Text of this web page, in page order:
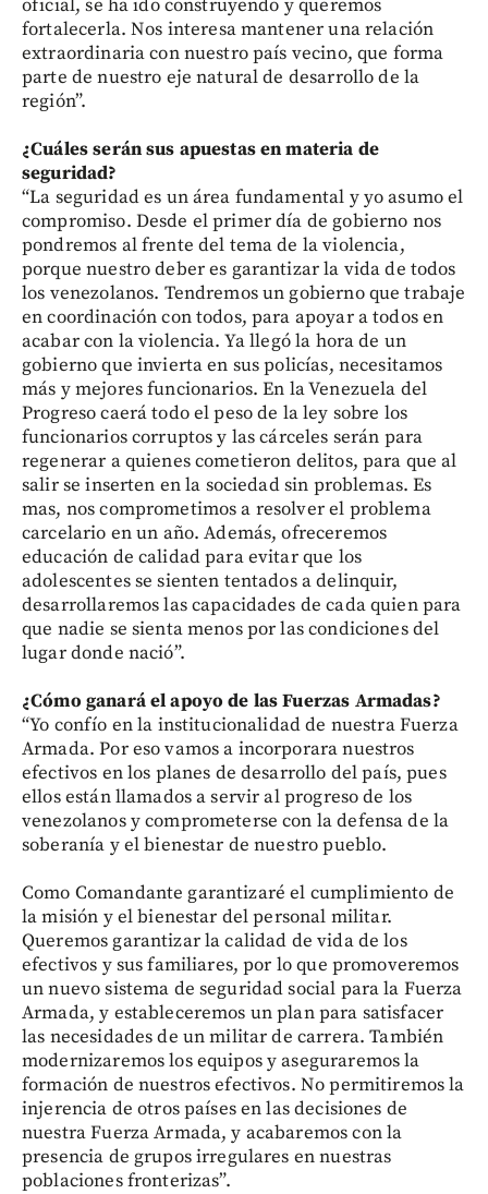
oficial, se ha ido construyendo y queremos
fortalecerla. Nos interesa mantener una relación
extraordinaria con nuestro país vecino, que forma
parte de nuestro eje natural de desarrollo de la
región”.
¿Cuáles serán sus apuestas en materia de
seguridad?
“La seguridad es un área fundamental y yo asumo el
compromiso. Desde el primer día de gobierno nos
pondremos al frente del tema de la violencia,
porque nuestro deber es garantizar la vida de todos
los venezolanos. Tendremos un gobierno que trabaje
en coordinación con todos, para apoyar a todos en
acabar con la violencia. Ya llegó la hora de un
gobierno que invierta en sus policías, necesitamos
más y mejores funcionarios. En la Venezuela del
Progreso caerá todo el peso de la ley sobre los
funcionarios corruptos y las cárceles serán para
regenerar a quienes cometieron delitos, para que al
salir se inserten en la sociedad sin problemas. Es
mas, nos comprometimos a resolver el problema
carcelario en un año. Además, ofreceremos
educación de calidad para evitar que los
adolescentes se sienten tentados a delinquir,
desarrollaremos las capacidades de cada quien para
que nadie se sienta menos por las condiciones del
lugar donde nació”.
¿Cómo ganará el apoyo de las Fuerzas Armadas?
“Yo confío en la institucionalidad de nuestra Fuerza
Armada. Por eso vamos a incorporara nuestros
efectivos en los planes de desarrollo del país, pues
ellos están llamados a servir al progreso de los
venezolanos y comprometerse con la defensa de la
soberanía y el bienestar de nuestro pueblo.
Como Comandante garantizaré el cumplimiento de
la misión y el bienestar del personal militar.
Queremos garantizar la calidad de vida de los
efectivos y sus familiares, por lo que promoveremos
un nuevo sistema de seguridad social para la Fuerza
Armada, y estableceremos un plan para satisfacer
las necesidades de un militar de carrera. También
modernizaremos los equipos y aseguraremos la
formación de nuestros efectivos. No permitiremos la
injerencia de otros países en las decisiones de
nuestra Fuerza Armada, y acabaremos con la
presencia de grupos irregulares en nuestras
poblaciones fronterizas”.